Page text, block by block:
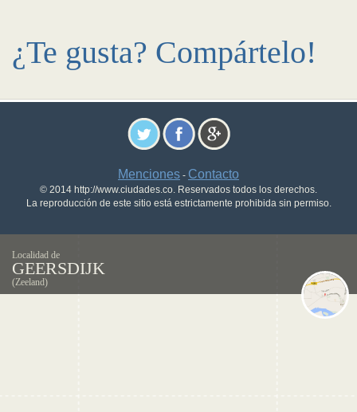
¿Te gusta? Compártelo!
Menciones - Contacto
© 2014 http://www.ciudades.co. Reservados todos los derechos.
La reproducción de este sitio está estrictamente prohibida sin permiso.
Localidad de
GEERSDIJK
(Zeeland)